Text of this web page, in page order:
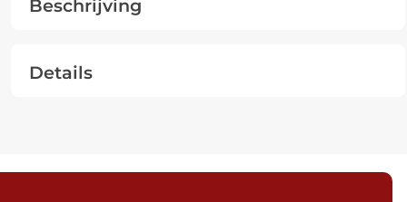
Beschrijving
Details